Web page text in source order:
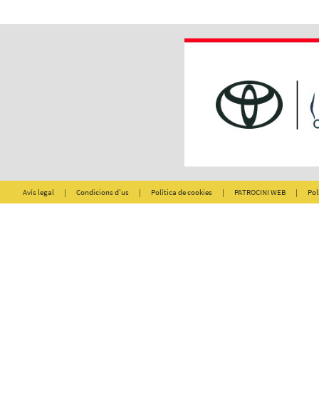
Avís legal | Condicions d'us | Política de cookies | PATROCINI WEB |